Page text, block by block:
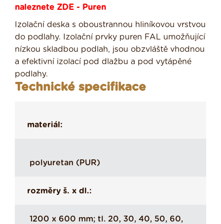
naleznete ZDE - Puren
Izolační deska s oboustrannou hliníkovou vrstvou
do podlahy. Izolační prvky puren FAL umožňující
nízkou skladbou podlah, jsou obzvláště vhodnou
a efektivní izolací pod dlažbu a pod vytápěné
podlahy.
Technické specifikace
materiál:
polyuretan (PUR)
rozměry š. x dl.:
1200 x 600 mm; tl. 20, 30, 40, 50, 60,